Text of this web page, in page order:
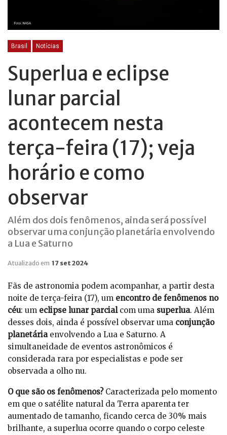
Brasil Notícias
Superlua e eclipse
lunar parcial
acontecem nesta
terça-feira (17); veja
horário e como
observar
Além dos dois fenômenos, ainda será possível
observar uma conjunção planetária envolvendo
a Lua e Saturno
Atualizado em 17 set 2024
Fãs de astronomia podem acompanhar, a partir desta
noite de terça-feira (17), um encontro de fenômenos no
céu: um eclipse lunar parcialcom uma superlua. Além
desses dois, ainda é possível observar uma conjunção
planetária envolvendo a Lua e Saturno. A
simultaneidade de eventos astronômicos é
considerada rara por especialistas e pode ser
observada a olho nu.
O que são os fenômenos?Caracterizada pelo momento
em que o satélite natural da Terra aparenta ter
aumentado de tamanho, ficando cerca de 30% mais
brilhante, a superlua ocorre quando o corpo celeste